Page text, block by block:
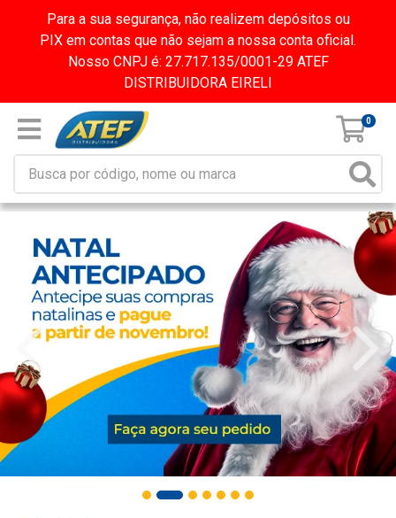
Para a sua segurança, não realizem depósitos ou
PIX em contas que não sejam a nossa conta oficial.
Nosso CNPJ é: 27.717.135/0001-29 ATEF
DISTRIBUIDORA EIRELI
0